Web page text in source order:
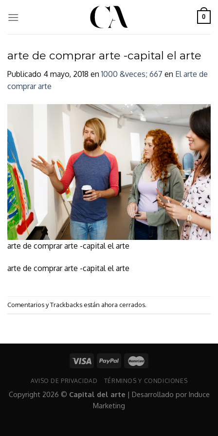
0
arte de comprar arte -capital el arte
Publicado 4 mayo, 2018 en1000 &veces; 667 en El arte de
comprar arte
arte de comprar arte -capital el arte
arte de comprar arte -capital el arte
Comentarios y Trackbacks están ahora cerrados.
AVISO DE PRIVACIDAD TÉRMINOS Y CONDICIONES
Copyright 2026 © Capital del arte | Desarrollado por Induce
Marketing